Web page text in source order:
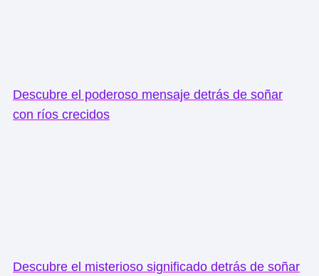
Descubre el poderoso mensaje detrás de soñar
con ríos crecidos
Descubre el misterioso significado detrás de soñar